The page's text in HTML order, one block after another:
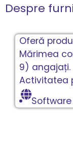
Despre
Oferă
Mărimea
9) angajați.
Activitatea